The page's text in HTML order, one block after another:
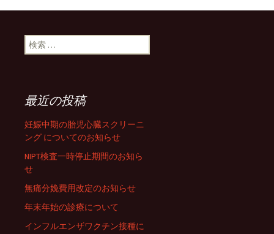
検索:
最近の投稿
妊娠中期の胎児心臓スクリーニ
ング についてのお知らせ
NIPT検査一時停止期間のお知ら
せ
無痛分娩費用改定のお知らせ
年末年始の診療について
インフルエンザワクチン接種に